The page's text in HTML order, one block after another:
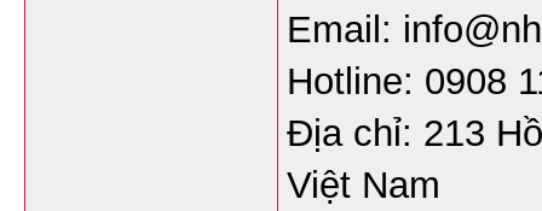
Email:
Hotline: 0908
Địa chỉ: 213
Việt Nam